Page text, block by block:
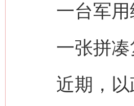
一台军用
一张拼凑
近期，以政